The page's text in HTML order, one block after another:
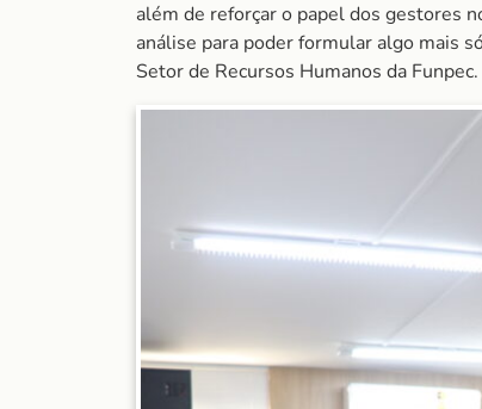
além de reforçar o papel dos gestores
análise para poder formular algo mais
Setor de Recursos Humanos da Funpec.